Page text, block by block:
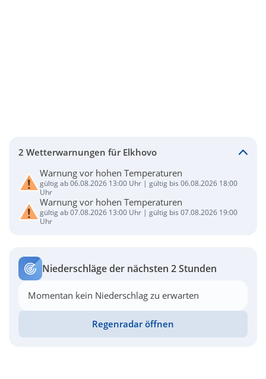
2 Wetterwarnungen für Elkhovo
Warnung vor hohen Temperaturen
gültig ab 06.08.2026 13:00 Uhr | gültig bis 06.08.2026 18:00
Uhr
Warnung vor hohen Temperaturen
gültig ab 07.08.2026 13:00 Uhr | gültig bis 07.08.2026 19:00
Uhr
Niederschläge der nächsten 2 Stunden
Momentan kein Niederschlag zu erwarten
Regenradar öffnen